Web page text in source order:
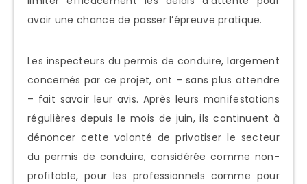
avoir une chance de passer l’épreuve pratique.
Les inspecteurs du permis de conduire, largement
concernés par ce projet, ont – sans plus attendre
– fait savoir leur avis. Après leurs manifestations
régulières depuis le mois de juin, ils continuent à
dénoncer cette volonté de privatiser le secteur
du permis de conduire, considérée comme non-
profitable, pour les professionnels comme pour